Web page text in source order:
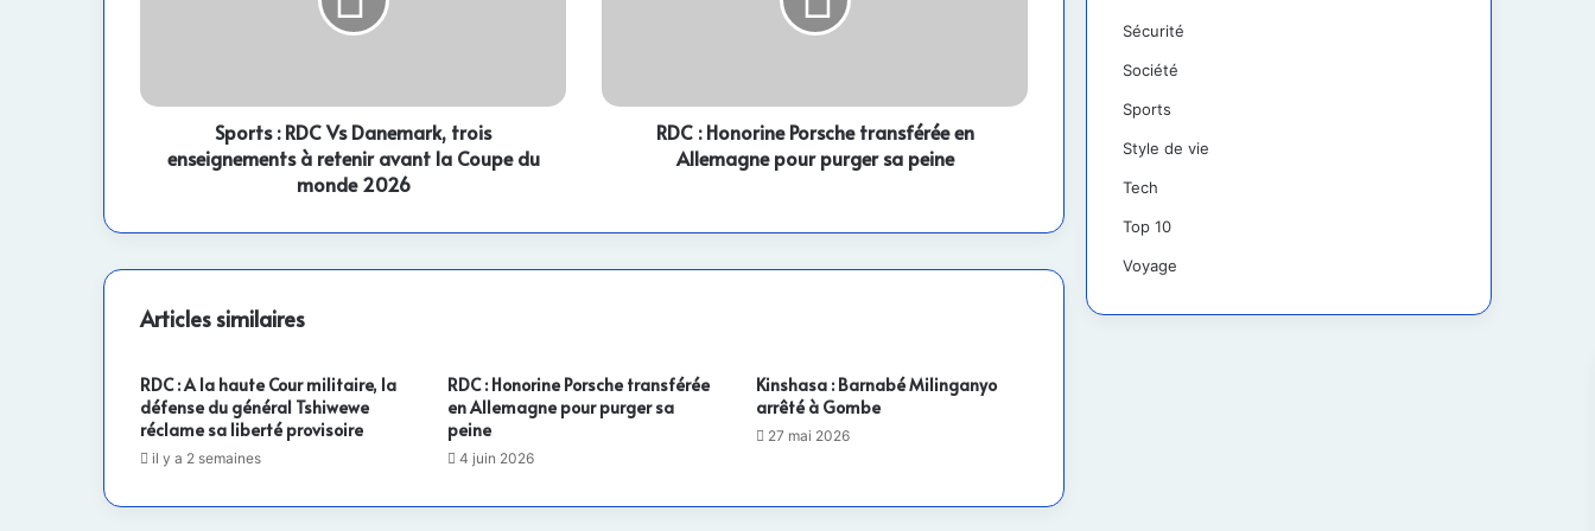
retenir
Sports : RDC Vs Danemark, trois
enseignements à retenir avant la Coupe du
monde 2026
purger
RDC : Honorine Porsche transférée en
Allemagne pour purger sa peine
Articles similaires
RDC : A la haute Cour militaire, la
défense du général Tshiwewe
réclame sa liberté provisoire
il y a 2 semaines
RDC : Honorine Porsche transférée
en Allemagne pour purger sa
peine
4 juin 2026
Kinshasa : Barnabé Milinganyo
arrêté à Gombe
27 mai 2026
Sécurité
Société
Sports
Style de vie
Tech
Top 10
Voyage